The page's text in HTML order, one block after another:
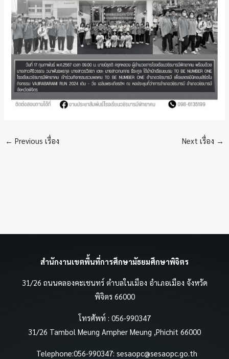
← Previous เรื่อง Next เรื่อง →
สำนักงานเขตพื้นที่การศึกษามัธยมศึกษาพิจิตร
31/26 ถนนคลองคะเชนทร์ ตำบลในเมือง อำเภอเมือง จังหวัด
พิจิตร 66000
โทรศัพท์ : 056-990347
31/26 Tambol Meung Ampher Meung ,Phichit 66000
Telephone:056-990347: sesaopc@sesaopc.go.th